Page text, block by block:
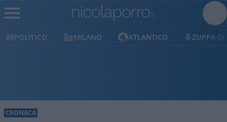
POLITICO MILANO ATLANTICO ZUPPA DI
CRONACA